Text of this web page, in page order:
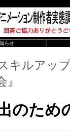
らせ
キルアッ
のため